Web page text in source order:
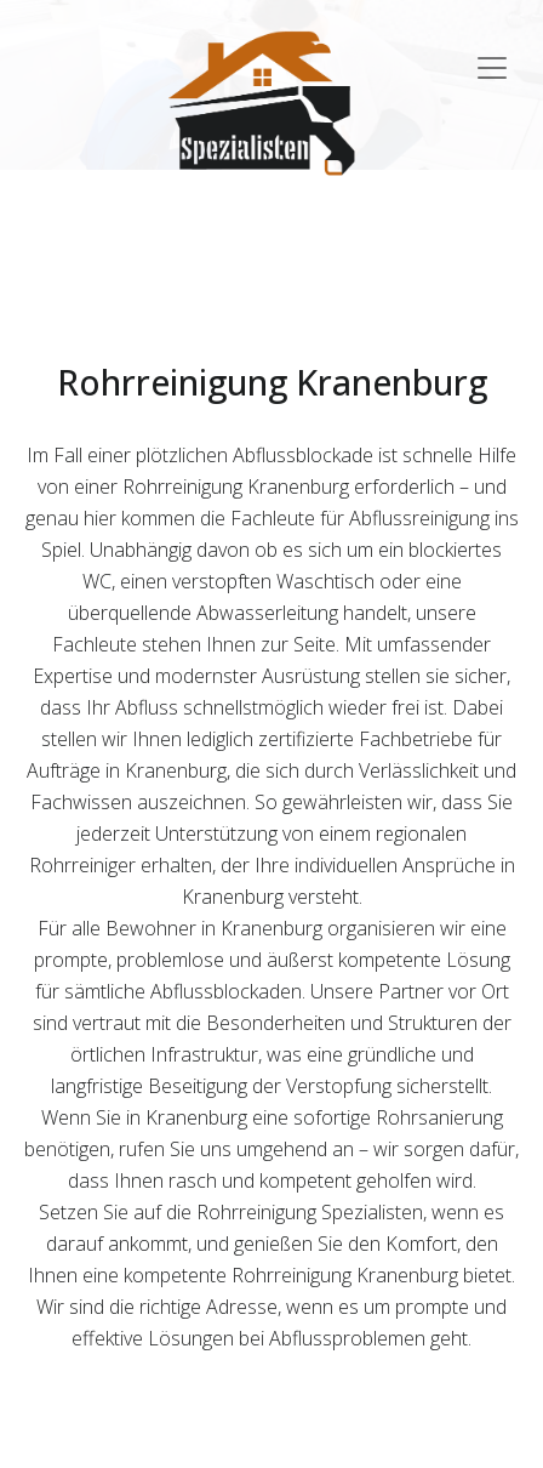
Rohrreinigung Kranenburg
Im Fall einer plötzlichen Abflussblockade ist schnelle Hilfe
von einer Rohrreinigung Kranenburg erforderlich – und
genau hier kommen die Fachleute für Abflussreinigung ins
Spiel. Unabhängig davon ob es sich um ein blockiertes
WC, einen verstopften Waschtisch oder eine
überquellende Abwasserleitung handelt, unsere
Fachleute stehen Ihnen zur Seite. Mit umfassender
Expertise und modernster Ausrüstung stellen sie sicher,
dass Ihr Abfluss schnellstmöglich wieder frei ist. Dabei
stellen wir Ihnen lediglich zertifizierte Fachbetriebe für
Aufträge in Kranenburg, die sich durch Verlässlichkeit und
Fachwissen auszeichnen. So gewährleisten wir, dass Sie
jederzeit Unterstützung von einem regionalen
Rohrreiniger erhalten, der Ihre individuellen Ansprüche in
Kranenburg versteht.
Für alle Bewohner in Kranenburg organisieren wir eine
prompte, problemlose und äußerst kompetente Lösung
für sämtliche Abflussblockaden. Unsere Partner vor Ort
sind vertraut mit die Besonderheiten und Strukturen der
örtlichen Infrastruktur, was eine gründliche und
langfristige Beseitigung der Verstopfung sicherstellt.
Wenn Sie in Kranenburg eine sofortige Rohrsanierung
benötigen, rufen Sie uns umgehend an – wir sorgen dafür,
dass Ihnen rasch und kompetent geholfen wird.
Setzen Sie auf die Rohrreinigung Spezialisten, wenn es
darauf ankommt, und genießen Sie den Komfort, den
Ihnen eine kompetente Rohrreinigung Kranenburg bietet.
Wir sind die richtige Adresse, wenn es um prompte und
effektive Lösungen bei Abflussproblemen geht.